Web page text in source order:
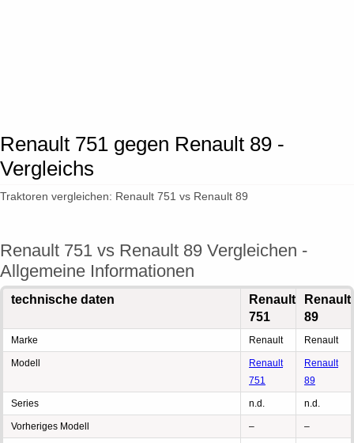
Renault 751 gegen Renault 89 -
Vergleichs
Traktoren vergleichen: Renault 751 vs Renault 89
Renault 751 vs Renault 89 Vergleichen -
Allgemeine Informationen
technische daten
Renault
751
Renault
89
Marke Renault Renault
Modell
Renault
751
Renault
89
Series n.d. n.d.
Vorheriges Modell – –